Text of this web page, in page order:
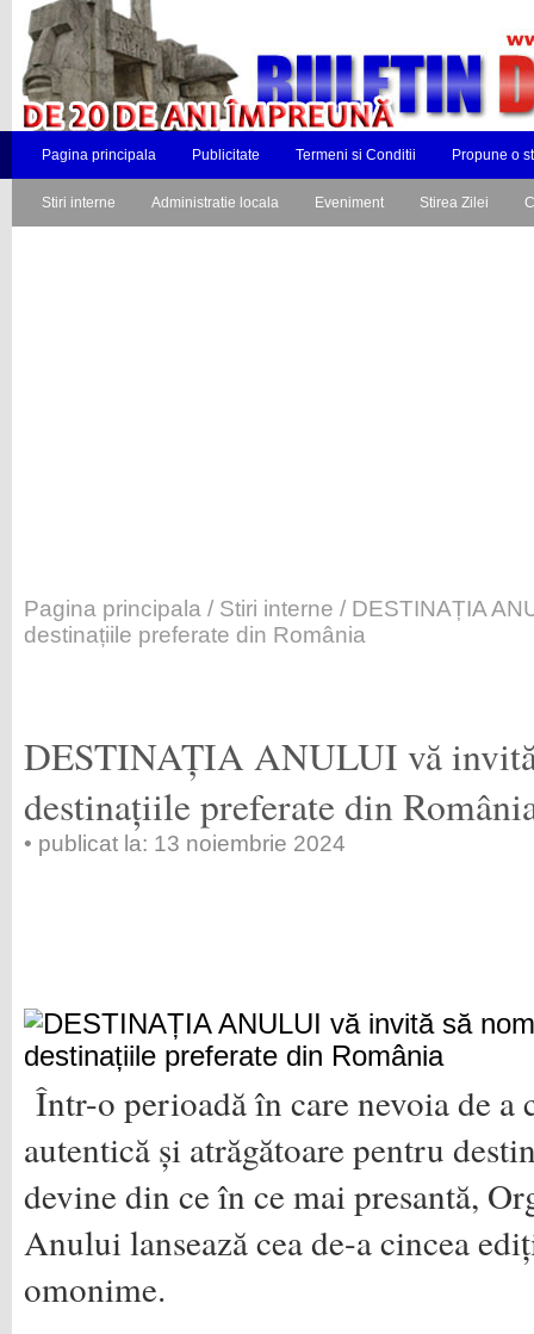
Pagina principala Publicitate Termeni si Conditii Propune o
Stiri interne Administratie locala Eveniment Stirea Zilei
Pagina principala / Stiri interne / DESTINAȚIA
destinațiile preferate din România
DESTINAȚIA ANULUI vă
destinațiile preferate din
• publicat la: 13 noiembrie 2024
Într-o perioadă în care nevoia de a
autentică și atrăgătoare pentru
devine din ce în ce mai presantă,
Anului lansează cea de-a cincea
omonime.